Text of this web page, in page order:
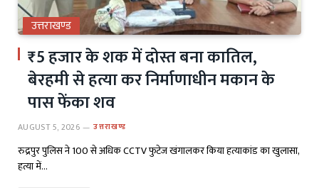
उत्तराखण्ड
₹5 हजार के शक में दोस्त बना कातिल,
बेरहमी से हत्या कर निर्माणाधीन मकान के
पास फेंका शव
AUGUST 5, 2026 उत्तराखण्ड
रुद्रपुर पुलिस ने 100 से अधिक CCTV फुटेज खंगालकर किया हत्याकांड का खुलासा,
हत्या में…